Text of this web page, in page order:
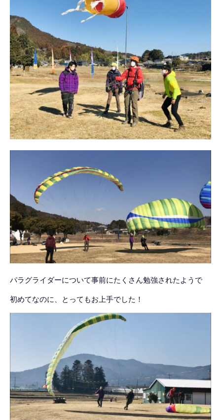
パラグライダーについて事前にたくさん勉強されたようで
初めてなのに、とってもお上手でした！